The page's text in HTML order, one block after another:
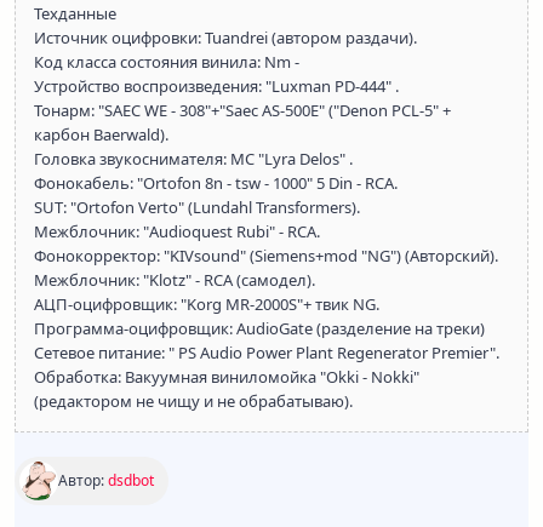
Техданные
Источник оцифровки: Tuandrei (автором раздачи).
Код класса состояния винила: Nm -
Устройство воспроизведения: "Luxman PD-444" .
Тонарм: "SAEC WE - 308"+"Saec AS-500E" ("Denon PCL-5" +
карбон Baerwald).
Головка звукоснимателя: MC "Lyra Delos" .
Фонокабель: "Ortofon 8n - tsw - 1000" 5 Din - RCA.
SUT: "Ortofon Verto" (Lundahl Transformers).
Межблочник: "Audioquest Rubi" - RCA.
Фонокорректор: "KIVsound" (Siemens+mod "NG") (Авторский).
Межблочник: "Klotz" - RCA (самодел).
АЦП-оцифровщик: "Korg MR-2000S"+ твик NG.
Программа-оцифровщик: AudioGate (разделение на треки)
Сетевое питание: " PS Audio Power Plant Regenerator Premier".
Обработка: Вакуумная виниломойка "Okki - Nokki"
(редактором не чищу и не обрабатываю).
Автор:dsdbot